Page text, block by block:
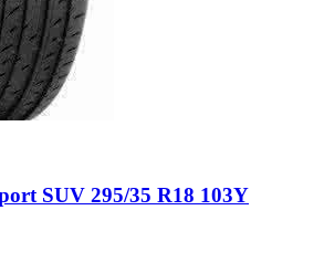
SUV 295/35 R18 103Y